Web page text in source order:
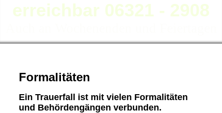
erreichbar 06321 - 2908
Formalitäten
Ein Trauerfall ist mit vielen Formalitäten
und Behördengängen verbunden.